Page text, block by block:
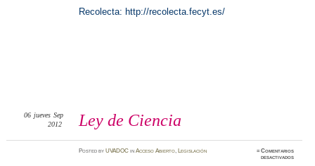
Recolecta: http://recolecta.fecyt.es/
Ley de Ciencia
06 jueves Sep
2012
PostedbyUVADOC inAcceso Abierto, Legislación ≈Comentarios
desactivadosen